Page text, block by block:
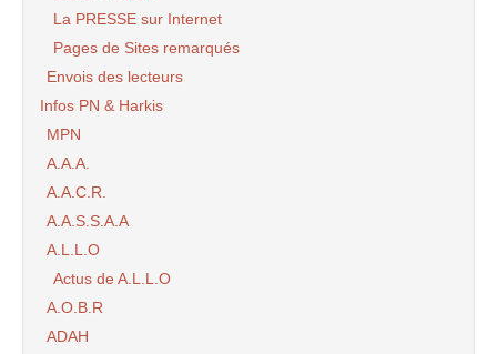
La PRESSE sur Internet
Pages de Sites remarqués
Envois des lecteurs
Infos PN & Harkis
MPN
A.A.A.
A.A.C.R.
A.A.S.S.A.A
A.L.L.O
Actus de A.L.L.O
A.O.B.R
ADAH